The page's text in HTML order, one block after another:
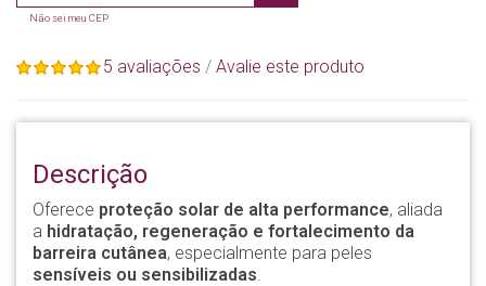
Não sei meu CEP
5 avaliações / Avalie este produto
Descrição
Oferece proteção solar de alta performance, aliada
a hidratação, regeneração e fortalecimento da
barreira cutânea, especialmente para peles
sensíveis ou sensibilizadas.